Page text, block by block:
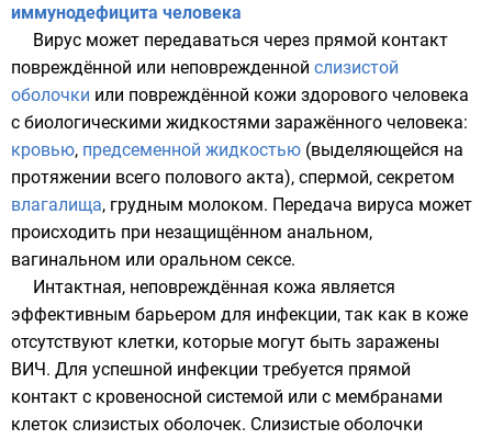
иммунодефицита человека
Вирус может передаваться через прямой контакт
повреждённой или неповрежденной слизистой
оболочки или повреждённой кожи здорового человека
с биологическими жидкостями заражённого человека:
кровью, предсеменной жидкостью (выделяющейся на
протяжении всего полового акта), спермой, секретом
влагалища, грудным молоком. Передача вируса может
происходить при незащищённом анальном,
вагинальном или оральном сексе.
Интактная, неповреждённая кожа является
эффективным барьером для инфекции, так как в коже
отсутствуют клетки, которые могут быть заражены
ВИЧ. Для успешной инфекции требуется прямой
контакт с кровеносной системой или с мембранами
клеток слизистых оболочек. Слизистые оболочки